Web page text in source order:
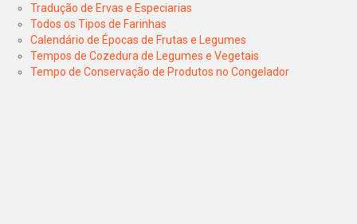
Tradução de Ervas e Especiarias
Todos os Tipos de Farinhas
Calendário de Épocas de Frutas e Legumes
Tempos de Cozedura de Legumes e Vegetais
Tempo de Conservação de Produtos no Congelador